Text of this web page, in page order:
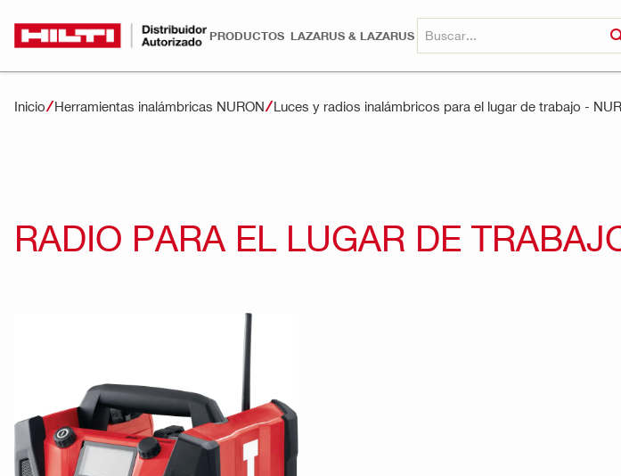
PRODUCTOS LAZARUS & LAZARUS
Inicio Herramientas inalámbricas NURON Luces y radios inalámbricos para el lugar de trabajo -
RADIO PARA EL LUGAR DE